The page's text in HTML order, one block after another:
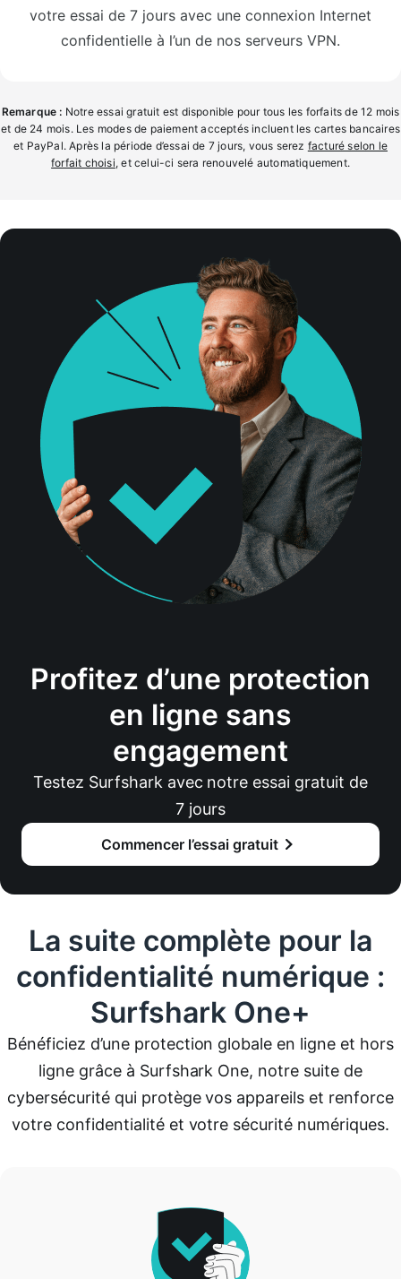
votre essai de 7 jours avec une connexion Internet
confidentielle à l’un de nos serveurs VPN.
Remarque : Notre essai gratuit est disponible pour tous les forfaits de 12 mois
et de 24 mois. Les modes de paiement acceptés incluent les cartes bancaires
et PayPal. Après la période d’essai de 7 jours, vous serez facturé selon le
forfait choisi, et celui-ci sera renouvelé automatiquement.
Profitez d’une protection
en ligne sans
engagement
Testez Surfshark avec notre essai gratuit de
7 jours
Commencer l’essai gratuit
La suite complète pour la
confidentialité numérique :
Surfshark One+
Bénéficiez d’une protection globale en ligne et hors
ligne grâce à Surfshark One, notre suite de
cybersécurité qui protège vos appareils et renforce
votre confidentialité et votre sécurité numériques.